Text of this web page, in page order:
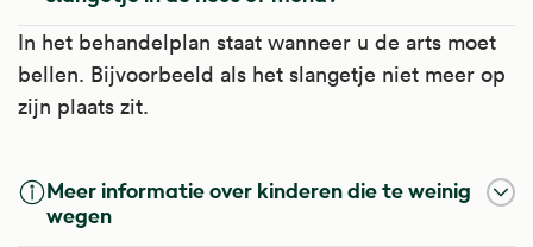
In het behandelplan staat wanneer u de arts moet
bellen. Bijvoorbeeld als het slangetje niet meer op
zijn plaats zit.
Meer informatie over kinderen die te weinig
wegen